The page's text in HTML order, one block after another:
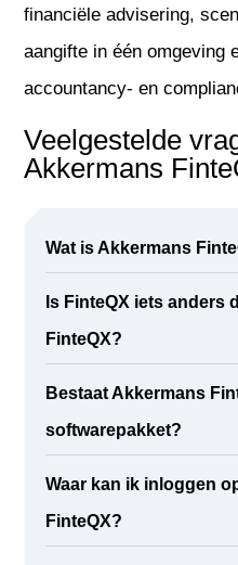
financiële advisering,
aangifte in één omgeving
accountancy- en
Veelgestelde
Akkermans
Wat is Akkermans
Is FinteQX iets anders
FinteQX?
Bestaat Akkermans
softwarepakket?
Waar kan ik inloggen
FinteQX?